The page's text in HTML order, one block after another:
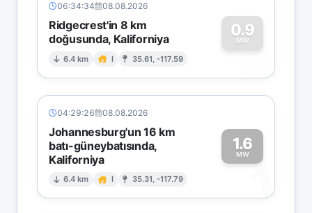
06:34:34 08.08.2026
Ridgecrest'in 8 km
doğusunda, Kaliforniya
6.4 km I 35.61, -117.59
0.9
MW
0
04:29:26 08.08.2026
Johannesburg'un 16 km
batı-güneybatısında,
Kaliforniya
6.4 km I 35.31, -117.79
1.6
MW
1